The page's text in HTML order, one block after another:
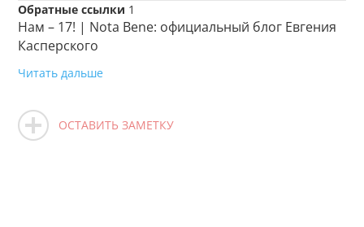
Обратные ссылки 1
Нам – 17! | Nota Bene: официальный блог Евгения
Касперского
Читать дальше
ОСТАВИТЬ ЗАМЕТКУ